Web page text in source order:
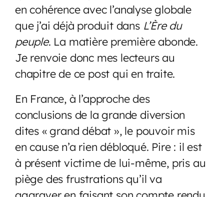
en cohérence avec l’analyse globale
que j’ai déjà produit dans L’Ère du
peuple. La matière première abonde.
Je renvoie donc mes lecteurs au
chapitre de ce post qui en traite.
En France, à l’approche des
conclusions de la grande diversion
dites « grand débat », le pouvoir mis
en cause n’a rien débloqué. Pire : il est
à présent victime de lui-même, pris au
piège des frustrations qu’il va